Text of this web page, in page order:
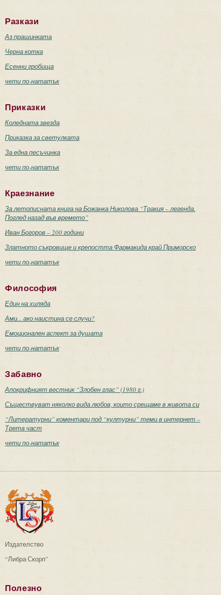
Разкази
Аз прашинката
Черна котка
Есенни гробища
чети по-нататък
Приказки
Коледната звезда
Приказка за светулката
За една песъчинка
чети по-нататък
Краезнание
За летописната книга на Божанка Николова “Тракия – легенда.
Поглед назад във времето”
Иван Богоров – 200 години
Златното съкровище и крепостта Фармакида край Приморско
чети по-нататък
Философия
Един на хиляда
Ами... ако наистина се случи?
Емоционален аспект за душата
чети по-нататък
Забавно
Апокрифният вестник “Злобен глас” (1980 г.)
Съществуват няколко вида любов, които срещаме в живота си
“Литературни” коментари под “културни” теми в интернет –
Трета част
чети по-нататък
Издателство
“Либра Скорп”
Полезно